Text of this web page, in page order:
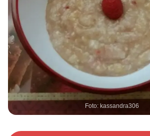
Foto: kassandra306